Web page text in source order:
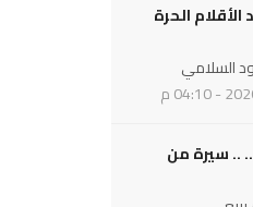
الحرة
السلامي
.. سيرة من